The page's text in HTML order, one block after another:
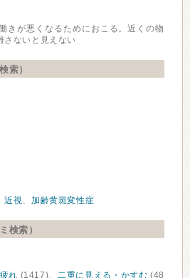
きが悪くなるためにおこる。近くの物
さないと見えない
索）
近視、加齢黄斑変性症
検索）
れ (1417)、 二重に見える・かすむ (48